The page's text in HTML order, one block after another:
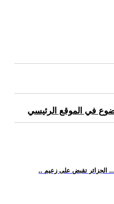
في الموقع الرئيسي
... الجزائر تقبض على زعيم